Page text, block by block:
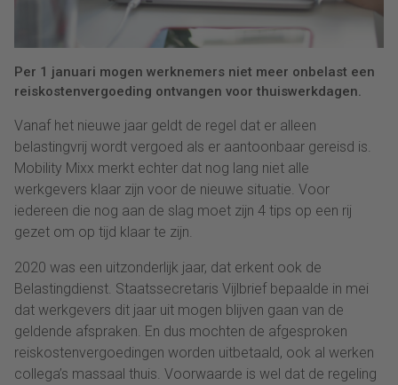
Per 1 januari mogen werknemers niet meer onbelast een
reiskostenvergoeding ontvangen voor thuiswerkdagen.
Vanaf het nieuwe jaar geldt de regel dat er alleen
belastingvrij wordt vergoed als er aantoonbaar gereisd is.
Mobility Mixx merkt echter dat nog lang niet alle
werkgevers klaar zijn voor de nieuwe situatie. Voor
iedereen die nog aan de slag moet zijn 4 tips op een rij
gezet om op tijd klaar te zijn.
2020 was een uitzonderlijk jaar, dat erkent ook de
Belastingdienst. Staatssecretaris Vijlbrief bepaalde in mei
dat werkgevers dit jaar uit mogen blijven gaan van de
geldende afspraken. En dus mochten de afgesproken
reiskostenvergoedingen worden uitbetaald, ook al werken
collega’s massaal thuis. Voorwaarde is wel dat de regeling